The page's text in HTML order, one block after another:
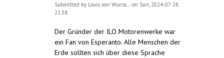
Submitted by Louis von Wunsc...on Sun, 2024-07-28
21:38
Der Gründer der ILO Motorenwerke war
ein Fan von Esperanto. Alle Menschen der
Erde sollten sich über diese Sprache